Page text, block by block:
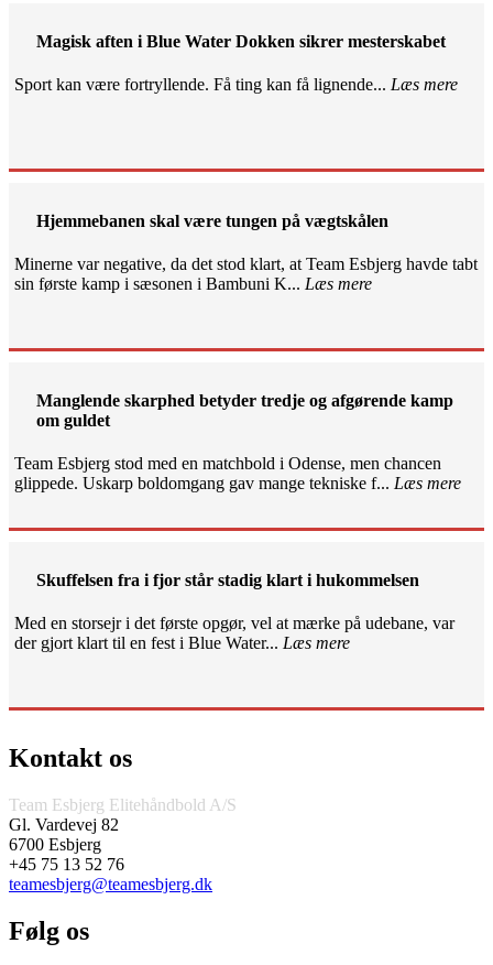
Magisk aften i Blue Water Dokken sikrer mesterskabet
Sport kan være fortryllende. Få ting kan få lignende... Læs mere
Hjemmebanen skal være tungen på vægtskålen
Minerne var negative, da det stod klart, at Team Esbjerg havde tabt
sin første kamp i sæsonen i Bambuni K... Læs mere
Manglende skarphed betyder tredje og afgørende kamp
om guldet
Team Esbjerg stod med en matchbold i Odense, men chancen
glippede. Uskarp boldomgang gav mange tekniske f... Læs mere
Skuffelsen fra i fjor står stadig klart i hukommelsen
Med en storsejr i det første opgør, vel at mærke på udebane, var
der gjort klart til en fest i Blue Water... Læs mere
Kontakt os
Team Esbjerg Elitehåndbold A/S
Gl. Vardevej 82
6700 Esbjerg
+45 75 13 52 76
teamesbjerg@teamesbjerg.dk
Følg os